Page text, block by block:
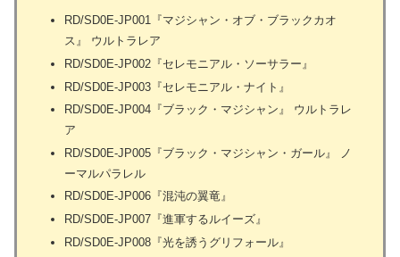
RD/SD0E-JP001『マジシャン・オブ・ブラックカオ
ス』 ウルトラレア
RD/SD0E-JP002『セレモニアル・ソーサラー』
RD/SD0E-JP003『セレモニアル・ナイト』
RD/SD0E-JP004『ブラック・マジシャン』 ウルトラレ
ア
RD/SD0E-JP005『ブラック・マジシャン・ガール』 ノ
ーマルパラレル
RD/SD0E-JP006『混沌の翼竜』
RD/SD0E-JP007『進軍するルイーズ』
RD/SD0E-JP008『光を誘うグリフォール』